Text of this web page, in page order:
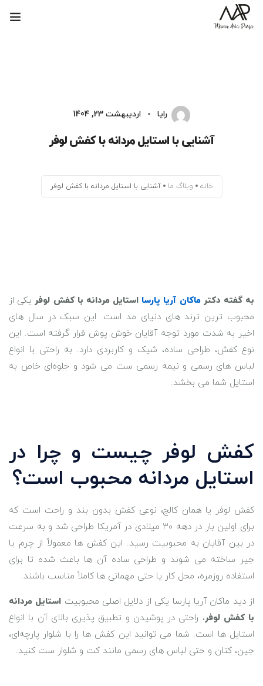
پاسخ به حواشی
کتاب‌های ماکان آریا پارسا
رایا اردیبهشت 23, 1404
آشنایی با استایل مردانه با کفش لوفر
خانه وبلاگ ما آشنایی با استایل مردانه با کفش لوفر
به گفته دکترماکان آریا پارسا استایل مردانه با کفش لوفریکی از
محبوب‌ ترین ترند های دنیای مد است. این سبک در سال ‌های
اخیر به شدت مورد توجه آقایان خوش‌ پوش قرار گرفته است. این
نوع کفش، طراحی ساده، شیک و کاربردی دارد. به راحتی با انواع
لباس ‌های رسمی و نیمه ‌رسمی ست می ‌شود و جلوه‌ای خاص به
استایل شما می ‌بخشد.
کفش لوفر چیست و چرا در
استایل مردانه محبوب است؟
کفش لوفر یا همان کالج، نوعی کفش بدون بند و راحت است که
برای اولین بار در دهه ۳۰ میلادی در آمریکا طراحی شد و به ‌سرعت
در بین آقایان به محبوبیت رسید. این کفش ‌ها معمولاً از چرم یا
جیر ساخته می ‌شوند و طراحی ساده‌ آن‌ ها باعث شده تا برای
استفاده روزمره، محل کار یا حتی مهمانی‌ ها کاملاً مناسب باشند.
از دید ماکان آریا پارسا یکی از دلایل اصلی محبوبیت استایل مردانه
با کفش لوفر، راحتی در پوشیدن و تطبیق ‌پذیری بالای آن با انواع
استایل ‌ها است. شما می ‌توانید این کفش‌ ها را با شلوار پارچه‌ای،
جین، کتان و حتی لباس‌ های رسمی مانند کت و شلوار ست کنید.